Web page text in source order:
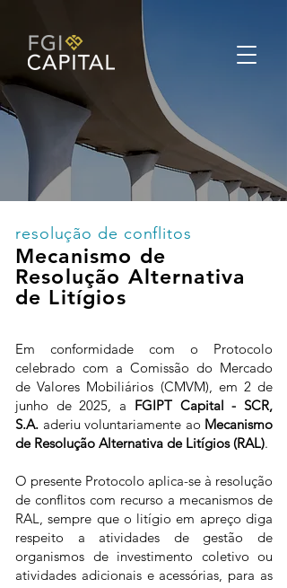
resolução de conflitos
Mecanismo de
Resolução Alternativa
de Litígios
Em conformidade com o Protocolo
celebrado com a Comissão do Mercado
de Valores Mobiliários (CMVM), em 2 de
junho de 2025, a FGIPT Capital - SCR,
S.A. aderiu voluntariamente ao Mecanismo
de Resolução Alternativa de Litígios (RAL).
O presente Protocolo aplica-se à resolução
de conflitos com recurso a mecanismos de
RAL, sempre que o litígio em apreço diga
respeito a atividades de gestão de
organismos de investimento coletivo ou
atividades adicionais e acessórias, para as